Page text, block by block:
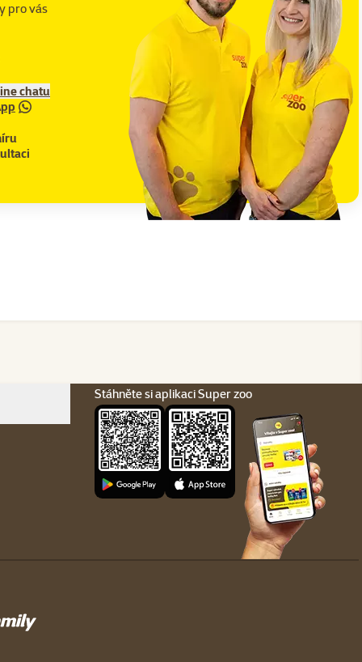
pro vás
chatu
Stáhněte si aplikaci Super zoo